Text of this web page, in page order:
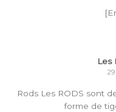
Les
Rods Les RODS sont
forme de